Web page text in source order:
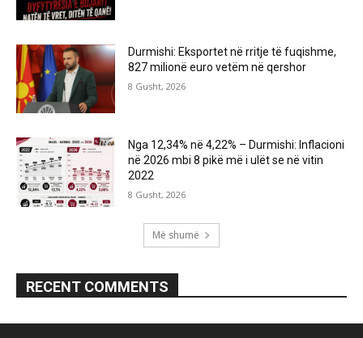
Durmishi: Eksportet në rritje të fuqishme,
827 milionë euro vetëm në qershor
8 Gusht, 2026
Nga 12,34% në 4,22% – Durmishi: Inflacioni
në 2026 mbi 8 pikë më i ulët se në vitin
2022
8 Gusht, 2026
Më shumë
RECENT COMMENTS